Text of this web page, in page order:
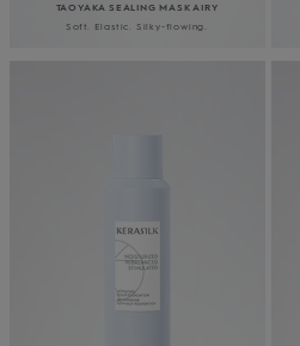
TAOYAKA SEALING MASK AIRY
Soft. Elastic. Silky-flowing.